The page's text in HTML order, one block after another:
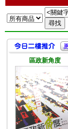
區政新角度